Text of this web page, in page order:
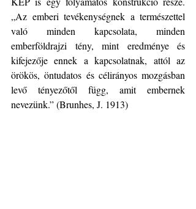
„Az emberi tevékenységnek a természettel
való minden kapcsolata, minden
emberföldrajzi tény, mint eredménye és
kifejezője ennek a kapcsolatnak, attól az
örökös, öntudatos és célirányos mozgásban
levő tényezőtől függ, amit embernek
nevezünk.” (Brunhes, J. 1913)